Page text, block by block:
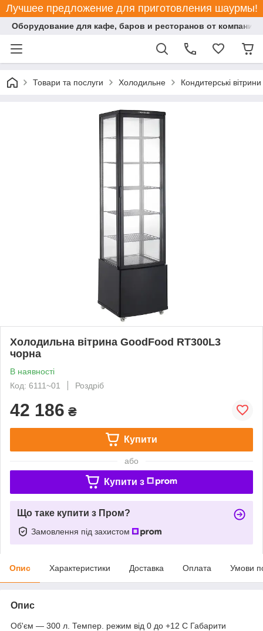
Лучшее предложение для приготовления шаурмы!
Оборудование для кафе, баров и ресторанов от компании
Товари та послуги Холодильне Кондитерські вітрини
Холодильна вітрина GoodFood RT300L3
чорна
В наявності
Код: 6111~01
Роздріб
42 186 ₴
Купити
або
Купити з
Що таке купити з Пром?
Замовлення під захистом
Опис Характеристики Доставка Оплата Умови
Опис
Об'єм — 300 л. Темпер. режим від 0 до +12 C Габарити